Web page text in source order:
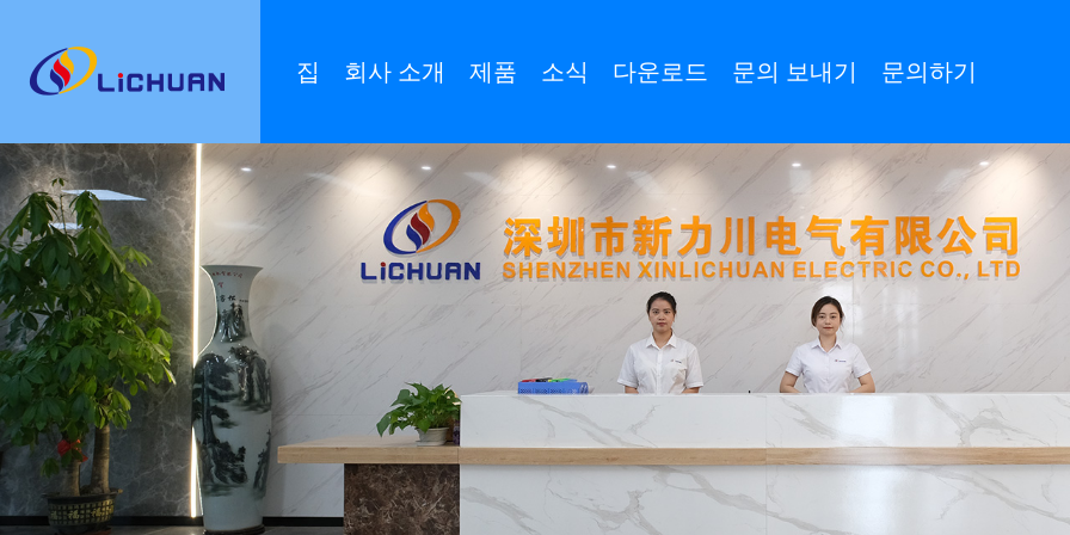
집 회사 소개 제품 소식 다운로드 문의 보내기 문의하기